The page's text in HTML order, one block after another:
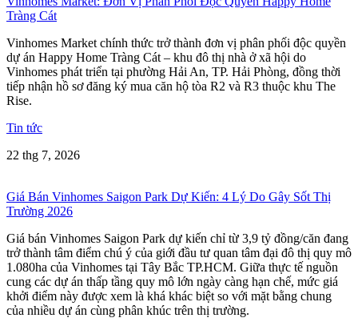
Tràng Cát
Vinhomes Market chính thức trở thành đơn vị phân phối độc quyền
dự án Happy Home Tràng Cát – khu đô thị nhà ở xã hội do
Vinhomes phát triển tại phường Hải An, TP. Hải Phòng, đồng thời
tiếp nhận hồ sơ đăng ký mua căn hộ tòa R2 và R3 thuộc khu The
Rise.
Tin tức
22 thg 7, 2026
Giá Bán Vinhomes Saigon Park Dự Kiến: 4 Lý Do Gây Sốt Thị
Trường 2026
Giá bán Vinhomes Saigon Park dự kiến chỉ từ 3,9 tỷ đồng/căn đang
trở thành tâm điểm chú ý của giới đầu tư quan tâm đại đô thị quy mô
1.080ha của Vinhomes tại Tây Bắc TP.HCM. Giữa thực tế nguồn
cung các dự án thấp tầng quy mô lớn ngày càng hạn chế, mức giá
khởi điểm này được xem là khá khác biệt so với mặt bằng chung
của nhiều dự án cùng phân khúc trên thị trường.